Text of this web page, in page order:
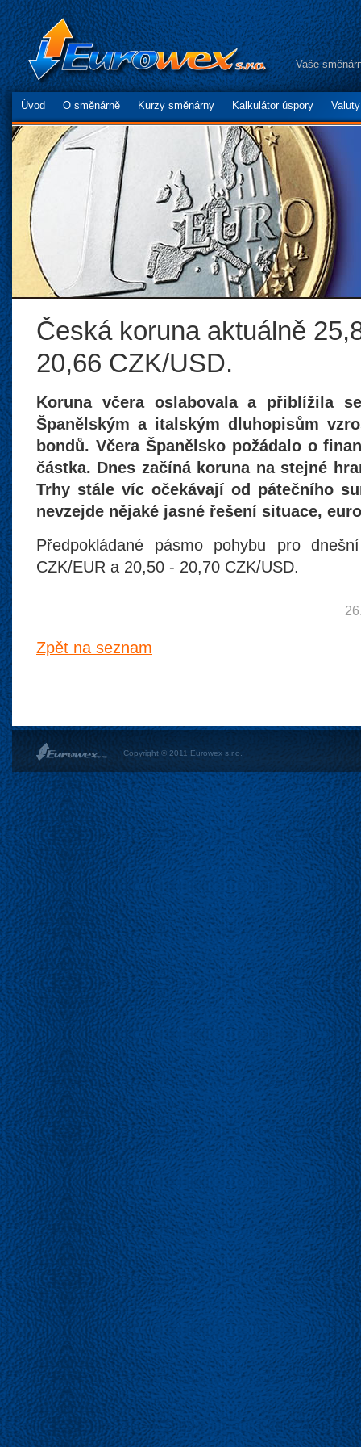
Vaše
Úvod O směnárně Kurzy směnárny Kalkulátor úspory
Česká koruna aktuálně
20,66 CZK/USD.
Koruna včera oslabovala a přiblížila
Španělským a italským dluhopisům
bondů. Včera Španělsko požádalo o
částka. Dnes začíná koruna na stejné
Trhy stále víc očekávají od pátečního
nevzejde nějaké jasné řešení situace,
Předpokládané pásmo pohybu pro
CZK/EUR a 20,50 - 20,70 CZK/USD.
Zpět na seznam
Copyright © 2011 Eurowex s.r.o.